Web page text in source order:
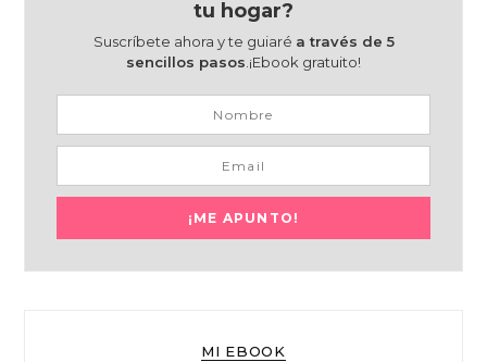
tu hogar?
Suscríbete ahora y te guiaré a través de 5
sencillos pasos.¡Ebook gratuito!
MI EBOOK